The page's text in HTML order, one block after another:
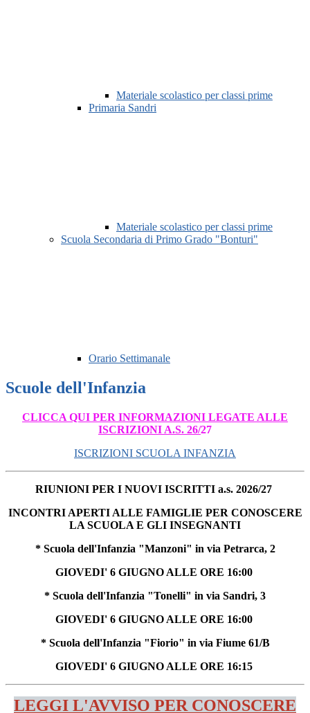
Materiale scolastico per classi prime
Primaria Sandri
Materiale scolastico per classi prime
Scuola Secondaria di Primo Grado "Bonturi"
Orario Settimanale
Scuole dell'Infanzia
CLICCA QUI PER INFORMAZIONI LEGATE ALLE
ISCRIZIONI A.S. 26/27
ISCRIZIONI SCUOLA INFANZIA
RIUNIONI PER I NUOVI ISCRITTI a.s. 2026/27
INCONTRI APERTI ALLE FAMIGLIE PER CONOSCERE
LA SCUOLA E GLI INSEGNANTI
* Scuola dell'Infanzia "Manzoni" in via Petrarca, 2
GIOVEDI' 6 GIUGNO ALLE ORE 16:00
* Scuola dell'Infanzia "Tonelli" in via Sandri, 3
GIOVEDI' 6 GIUGNO ALLE ORE 16:00
* Scuola dell'Infanzia "Fiorio" in via Fiume 61/B
GIOVEDI' 6 GIUGNO ALLE ORE 16:15
LEGGI L'AVVISO PER CONOSCERE